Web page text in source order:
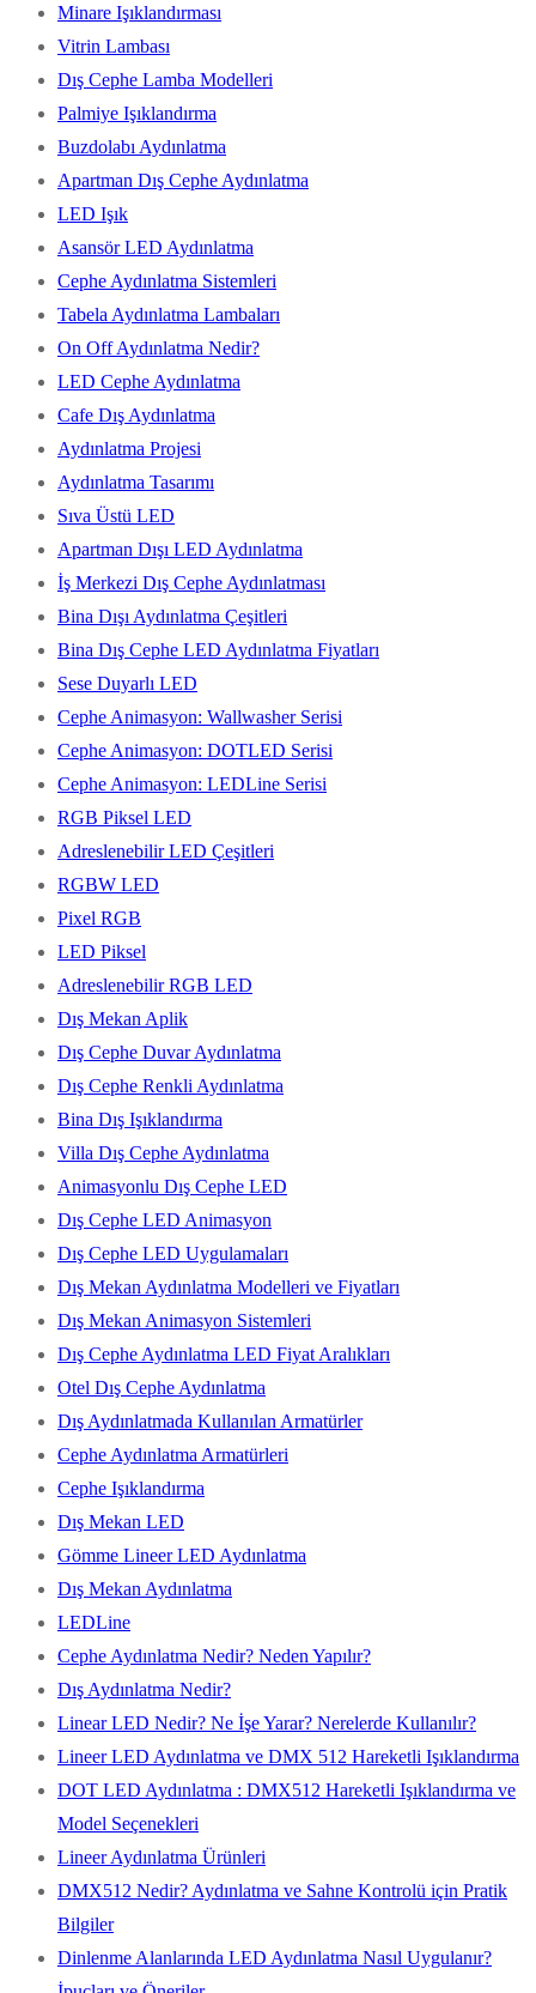
Minare Işıklandırması
Vitrin Lambası
Dış Cephe Lamba Modelleri
Palmiye Işıklandırma
Buzdolabı Aydınlatma
Apartman Dış Cephe Aydınlatma
LED Işık
Asansör LED Aydınlatma
Cephe Aydınlatma Sistemleri
Tabela Aydınlatma Lambaları
On Off Aydınlatma Nedir?
LED Cephe Aydınlatma
Cafe Dış Aydınlatma
Aydınlatma Projesi
Aydınlatma Tasarımı
Sıva Üstü LED
Apartman Dışı LED Aydınlatma
İş Merkezi Dış Cephe Aydınlatması
Bina Dışı Aydınlatma Çeşitleri
Bina Dış Cephe LED Aydınlatma Fiyatları
Sese Duyarlı LED
Cephe Animasyon: Wallwasher Serisi
Cephe Animasyon: DOTLED Serisi
Cephe Animasyon: LEDLine Serisi
RGB Piksel LED
Adreslenebilir LED Çeşitleri
RGBW LED
Pixel RGB
LED Piksel
Adreslenebilir RGB LED
Dış Mekan Aplik
Dış Cephe Duvar Aydınlatma
Dış Cephe Renkli Aydınlatma
Bina Dış Işıklandırma
Villa Dış Cephe Aydınlatma
Animasyonlu Dış Cephe LED
Dış Cephe LED Animasyon
Dış Cephe LED Uygulamaları
Dış Mekan Aydınlatma Modelleri ve Fiyatları
Dış Mekan Animasyon Sistemleri
Dış Cephe Aydınlatma LED Fiyat Aralıkları
Otel Dış Cephe Aydınlatma
Dış Aydınlatmada Kullanılan Armatürler
Cephe Aydınlatma Armatürleri
Cephe Işıklandırma
Dış Mekan LED
Gömme Lineer LED Aydınlatma
Dış Mekan Aydınlatma
LEDLine
Cephe Aydınlatma Nedir? Neden Yapılır?
Dış Aydınlatma Nedir?
Linear LED Nedir? Ne İşe Yarar? Nerelerde Kullanılır?
Lineer LED Aydınlatma ve DMX 512 Hareketli Işıklandırma
DOT LED Aydınlatma : DMX512 Hareketli Işıklandırma ve
Model Seçenekleri
Lineer Aydınlatma Ürünleri
DMX512 Nedir? Aydınlatma ve Sahne Kontrolü için Pratik
Bilgiler
Dinlenme Alanlarında LED Aydınlatma Nasıl Uygulanır?